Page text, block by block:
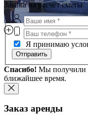
Заявка на расчёт сметы
Я принимаю
Отправить
Спасибо! Мы получили
ближайшее время.
Заказ аренды